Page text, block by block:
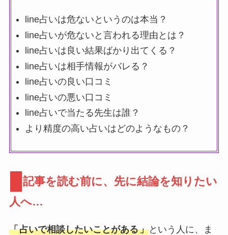
line占いは危ないというのは本当？
line占いが危ないと言われる理由とは？
line占いは良い結果ばかり出てくる？
line占いは相手情報がバレる？
line占いの良い口コミ
line占いの悪い口コミ
line占いで当たる先生は誰？
より精度の高い占いはどのようなもの？
記事を読む前に、先に結論を知りたい
人へ…
「占いで相談したいことがある」という人に、ま